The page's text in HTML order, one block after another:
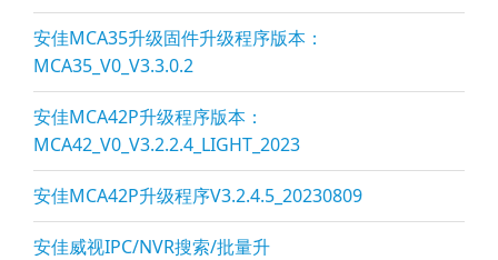
安佳MCA35升级固件升级程序版本：
MCA35_V0_V3.3.0.2
安佳MCA42P升级程序版本：
MCA42_V0_V3.2.2.4_LIGHT_2023
安佳MCA42P升级程序V3.2.4.5_20230809
安佳威视IPC/NVR搜索/批量升